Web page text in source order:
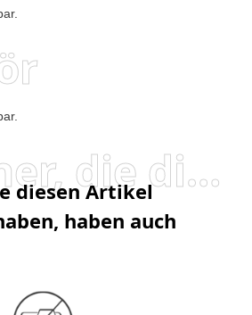
Besucher, die diesen Artikel angesehen haben, haben auch angesehen
diesen Artikel
haben auch